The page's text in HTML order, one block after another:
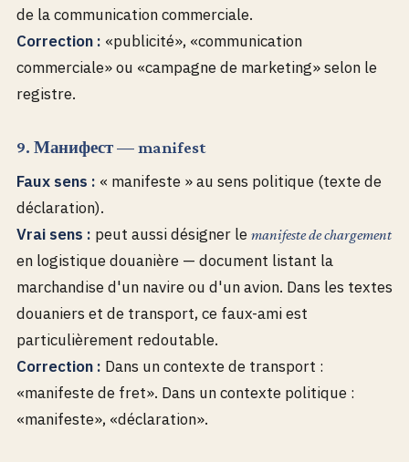
de la communication commerciale.
Correction : «publicité», «communication
commerciale» ou «campagne de marketing» selon le
registre.
9. Манифест — manifest
Faux sens : « manifeste » au sens politique (texte de
déclaration).
Vrai sens : peut aussi désigner le manifeste de chargement
en logistique douanière — document listant la
marchandise d'un navire ou d'un avion. Dans les textes
douaniers et de transport, ce faux-ami est
particulièrement redoutable.
Correction : Dans un contexte de transport :
«manifeste de fret». Dans un contexte politique :
«manifeste», «déclaration».